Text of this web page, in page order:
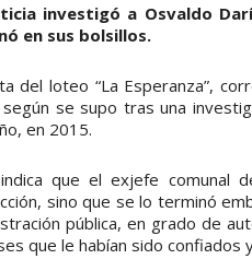
investigó a Osvaldo
en sus bolsillos.
del loteo “La Esperanza”,
se supo tras una
en 2015.
que el exjefe comunal
sino que se lo terminó
pública, en grado de
que le habían sido confiados